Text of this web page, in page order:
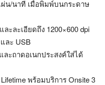
น/นาที เมื่อพิมพ์บนกระดาษ
ะละเอียดถึง 1200×600 dpi
ละ USB
ะถาดอเนกประสงค์ใส่ได้
พร้อมบริการ Onsite 3